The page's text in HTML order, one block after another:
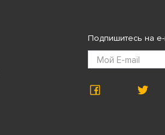
Подпишитесь на